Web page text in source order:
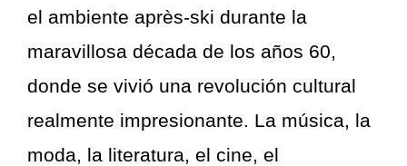
el ambiente après-ski durante la
maravillosa década de los años 60,
donde se vivió una revolución cultural
realmente impresionante. La música, la
moda, la literatura, el cine, el